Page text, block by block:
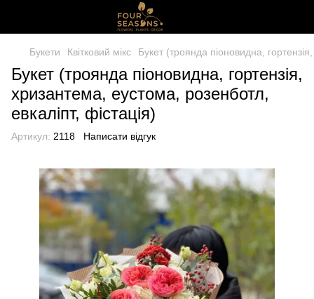
Букети Квітковий мікс Букет (троянда піоновидна,
Букет (троянда піоновидна, гортензія,
хризантема, еустома, розенботл,
евкаліпт, фістація)
Артикул: 2118 Написати відгук